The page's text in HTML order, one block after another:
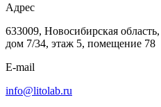
Адрес
633009, Новосибирская
дом 7/34, этаж 5, помещение 78
E-mail
info@litolab.ru